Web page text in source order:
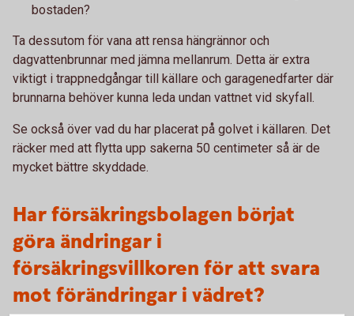
bostaden?
Ta dessutom för vana att rensa hängrännor och
dagvattenbrunnar med jämna mellanrum. Detta är extra
viktigt i trappnedgångar till källare och garagenedfarter där
brunnarna behöver kunna leda undan vattnet vid skyfall.
Se också över vad du har placerat på golvet i källaren. Det
räcker med att flytta upp sakerna 50 centimeter så är de
mycket bättre skyddade.
Har försäkringsbolagen börjat
göra ändringar i
försäkringsvillkoren för att svara
mot förändringar i vädret?